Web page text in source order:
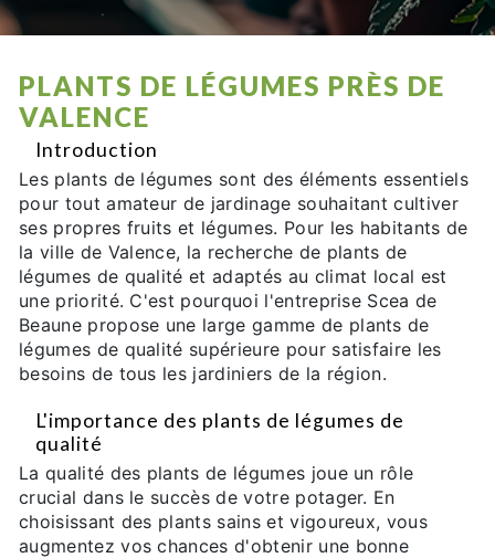
PLANTS DE LÉGUMES PRÈS DE
VALENCE
Introduction
Les plants de légumes sont des éléments essentiels
pour tout amateur de jardinage souhaitant cultiver
ses propres fruits et légumes. Pour les habitants de
la ville de Valence, la recherche de plants de
légumes de qualité et adaptés au climat local est
une priorité. C'est pourquoi l'entreprise Scea de
Beaune propose une large gamme de plants de
légumes de qualité supérieure pour satisfaire les
besoins de tous les jardiniers de la région.
L'importance des plants de légumes de
qualité
La qualité des plants de légumes joue un rôle
crucial dans le succès de votre potager. En
choisissant des plants sains et vigoureux, vous
augmentez vos chances d'obtenir une bonne